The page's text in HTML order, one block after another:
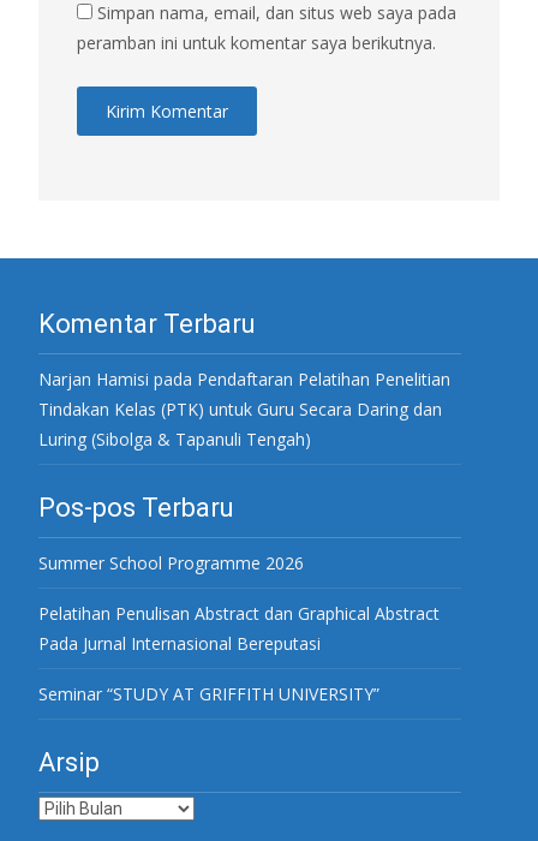
Simpan nama, email, dan situs web saya pada
peramban ini untuk komentar saya berikutnya.
Komentar Terbaru
Narjan Hamisi pada Pendaftaran Pelatihan Penelitian
Tindakan Kelas (PTK) untuk Guru Secara Daring dan
Luring (Sibolga & Tapanuli Tengah)
Pos-pos Terbaru
Summer School Programme 2026
Pelatihan Penulisan Abstract dan Graphical Abstract
Pada Jurnal Internasional Bereputasi
Seminar “STUDY AT GRIFFITH UNIVERSITY”
Arsip
Arsip